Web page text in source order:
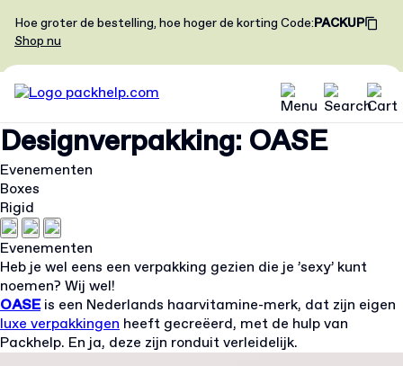
Hoe groter de bestelling, hoe hoger de korting Code:PACKUP
Shop nu
Designverpakking: OASE
Evenementen
Boxes
Rigid
Evenementen
Heb je wel eens een verpakking gezien die je ’sexy’ kunt
noemen? Wij wel!
OASE is een Nederlands haarvitamine-merk, dat zijn eigen
luxe verpakkingen heeft gecreëerd, met de hulp van
Packhelp. En ja, deze zijn ronduit verleidelijk.